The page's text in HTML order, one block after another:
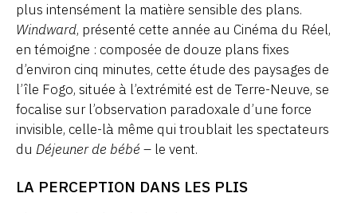
plus intensément la matière sensible des plans.
Windward, présenté cette année au Cinéma du Réel,
en témoigne : composée de douze plans fixes
d’environ cinq minutes, cette étude des paysages de
l’île Fogo, située à l’extrémité est de Terre-Neuve, se
focalise sur l’observation paradoxale d’une force
invisible, celle-là même qui troublait les spectateurs
du Déjeuner de bébé – le vent.
LA PERCEPTION DANS LES PLIS